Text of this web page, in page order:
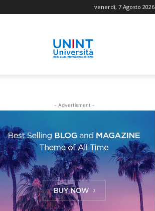
venerdì, 7 Agosto 2026
- Advertisment -